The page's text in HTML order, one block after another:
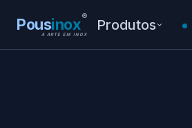
Pousinox®
A ARTE EM INOX
Produtos